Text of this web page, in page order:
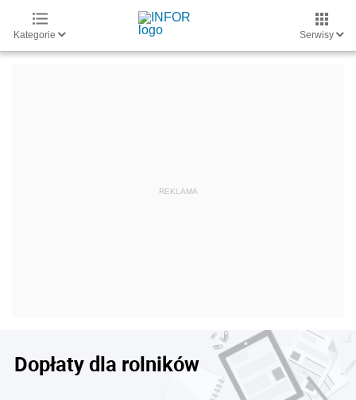
Kategorie Serwisy
Dopłaty dla rolników